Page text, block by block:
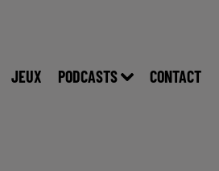
JEUX PODCASTS CONTACT